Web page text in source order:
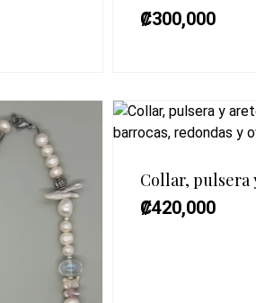
₡300,000
Collar, pulsera
₡420,000